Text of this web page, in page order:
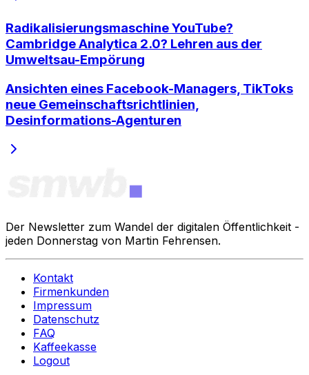
Radikalisierungsmaschine YouTube?
Cambridge Analytica 2.0? Lehren aus der
Umweltsau-Empörung
Ansichten eines Facebook-Managers, TikToks
neue Gemeinschaftsrichtlinien,
Desinformations-Agenturen
Der Newsletter zum Wandel der digitalen Öffentlichkeit -
jeden Donnerstag von Martin Fehrensen.
Kontakt
Firmenkunden
Impressum
Datenschutz
FAQ
Kaffeekasse
Logout